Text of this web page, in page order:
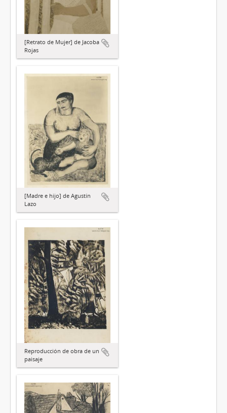
[Retrato de Mujer] de Jacoba
Rojas
[Madre e hijo] de Agustín
Lazo
Reproducción de obra de un
paisaje